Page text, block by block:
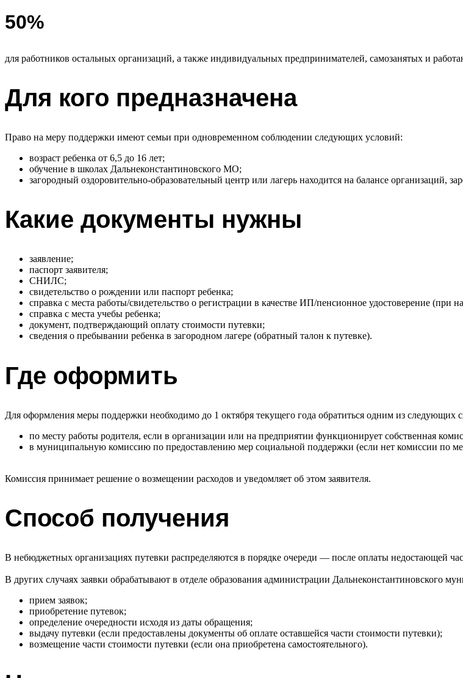
50%
для работников остальных организаций, а также индивидуальных предпринимателей, самозанятых и
Для кого предназначена
Право на меру поддержки имеют семьи при одновременном соблюдении следующих условий:
возраст ребенка от 6,5 до 16 лет;
обучение в школах Дальнеконстантиновского МО;
загородный оздоровительно-образовательный центр или лагерь находится на балансе организаций,
Какие документы нужны
заявление;
паспорт заявителя;
СНИЛС;
свидетельство о рождении или паспорт ребенка;
справка с места работы/свидетельство о регистрации в качестве ИП/пенсионное удостоверение (при
справка с места учебы ребенка;
документ, подтверждающий оплату стоимости путевки;
сведения о пребывании ребенка в загородном лагере (обратный талон к путевке).
Где оформить
Для оформления меры поддержки необходимо до 1 октября текущего года обратиться одним из следующих
по месту работы родителя, если в организации или на предприятии функционирует собственная
в муниципальную комиссию по предоставлению мер социальной поддержки (если нет комиссии по
Комиссия принимает решение о возмещении расходов и уведомляет об этом заявителя.
Способ получения
В небюджетных организациях путевки распределяются в порядке очереди — после оплаты недостающей
В других случаях заявки обрабатывают в отделе образования администрации Дальнеконстантиновского
прием заявок;
приобретение путевок;
определение очередности исходя из даты обращения;
выдачу путевки (если предоставлены документы об оплате оставшейся части стоимости путевки);
возмещение части стоимости путевки (если она приобретена самостоятельного).